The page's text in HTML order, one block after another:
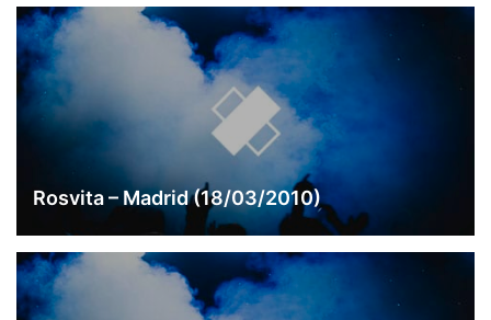
Rosvita – Madrid (18/03/2010)